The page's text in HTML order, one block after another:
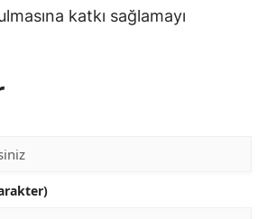
Kahramanmaraş
katkı sağlamayı